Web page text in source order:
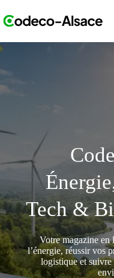
au
contenu
Tech &
Votre magazine
l’énergie, réussir vos
logistique et suivre